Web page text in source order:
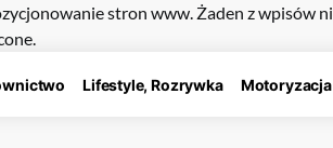
stron www. Żaden z wpisów
Lifestyle, Rozrywka Motoryzacja